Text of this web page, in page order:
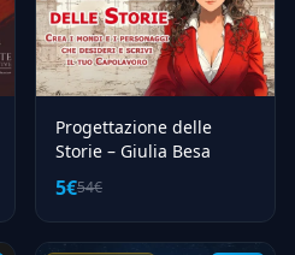
Progettazione delle
Storie – Giulia Besa
5€54€